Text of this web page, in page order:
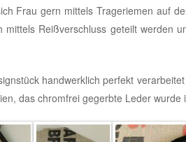
Frau gern mittels Trageriemen auf
mittels Reißverschluss geteilt werden
handwerklich perfekt
das chromfrei gegerbte Leder wurde